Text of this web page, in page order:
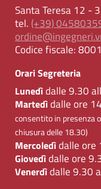
Santa Teresa 12 -
tel. (+39)
Codice fiscale:
Orari Segreteria
Lunedìdalle 9.30
Martedìdalle ore
consentito in presenza
chiusura delle 18.30)
Mercoledìdalle ore
Giovedìdalle ore
Venerdìdalle 9.30